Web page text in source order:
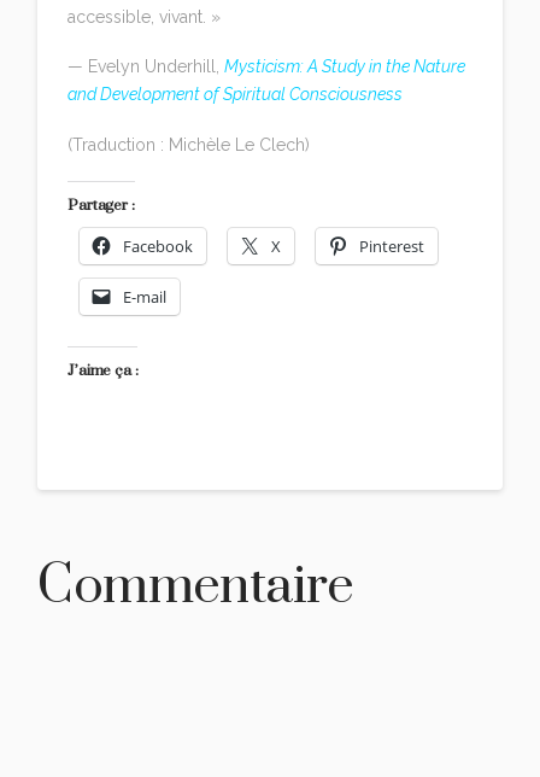
accessible, vivant. »
— Evelyn Underhill,Mysticism: A Study in the Nature
and Development of Spiritual Consciousness
(Traduction : Michèle Le Clech)
Partager :
Facebook X Pinterest
E-mail
J’aime ça :
Commentaire